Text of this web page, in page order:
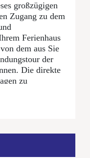
großzügigen
Zugang zu dem
Ferienhaus
dem aus Sie
der
Die direkte
zu
ist
Sie hier
erholsame Zeit